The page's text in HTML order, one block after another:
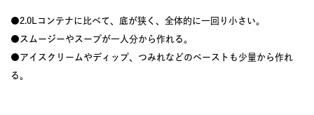
●2.0Lコンテナに比べて、底が狭く、全体的に一回り小さい。
●スムージーやスープが一人分から作れる。
●アイスクリームやディップ、つみれなどのペーストも少量から作れ
る。